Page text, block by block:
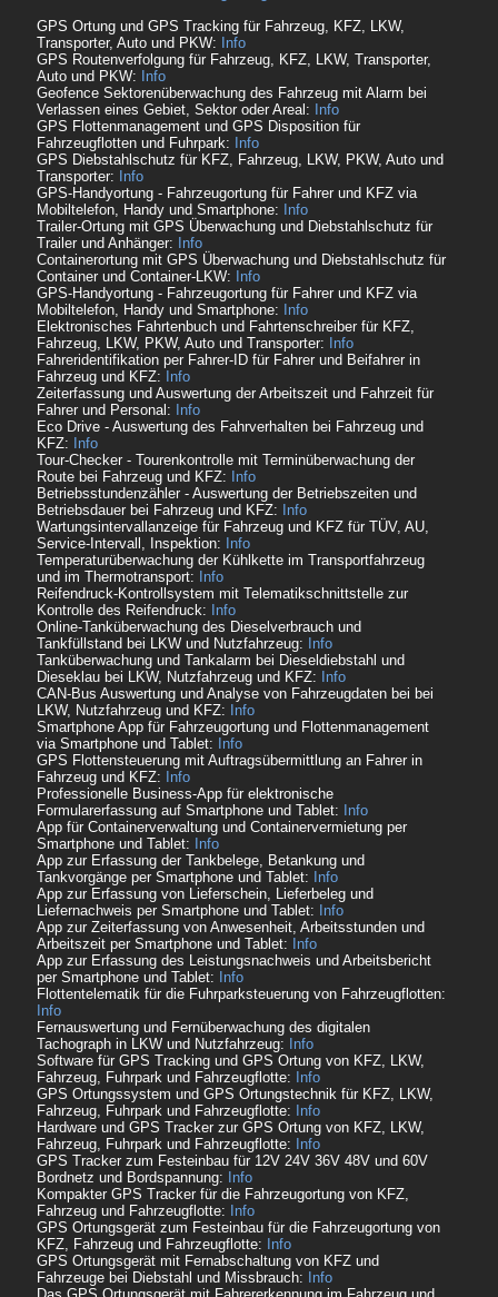
GPS Ortung und GPS Tracking für Fahrzeug, KFZ, LKW,
Transporter, Auto und PKW:
Info
GPS Routenverfolgung für Fahrzeug, KFZ, LKW, Transporter,
Auto und PKW:
Info
Geofence Sektorenüberwachung des Fahrzeug mit Alarm bei
Verlassen eines Gebiet, Sektor oder Areal:
Info
GPS Flottenmanagement und GPS Disposition für
Fahrzeugflotten und Fuhrpark:
Info
GPS Diebstahlschutz für KFZ, Fahrzeug, LKW, PKW, Auto und
Transporter:
Info
GPS-Handyortung - Fahrzeugortung für Fahrer und KFZ via
Mobiltelefon, Handy und Smartphone:
Info
Trailer-Ortung mit GPS Überwachung und Diebstahlschutz für
Trailer und Anhänger:
Info
Containerortung mit GPS Überwachung und Diebstahlschutz für
Container und Container-LKW:
Info
GPS-Handyortung - Fahrzeugortung für Fahrer und KFZ via
Mobiltelefon, Handy und Smartphone:
Info
Elektronisches Fahrtenbuch und Fahrtenschreiber für KFZ,
Fahrzeug, LKW, PKW, Auto und Transporter:
Info
Fahreridentifikation per Fahrer-ID für Fahrer und Beifahrer in
Fahrzeug und KFZ:
Info
Zeiterfassung und Auswertung der Arbeitszeit und Fahrzeit für
Fahrer und Personal:
Info
Eco Drive - Auswertung des Fahrverhalten bei Fahrzeug und
KFZ:
Info
Tour-Checker - Tourenkontrolle mit Terminüberwachung der
Route bei Fahrzeug und KFZ:
Info
Betriebsstundenzähler - Auswertung der Betriebszeiten und
Betriebsdauer bei Fahrzeug und KFZ:
Info
Wartungsintervallanzeige für Fahrzeug und KFZ für TÜV, AU,
Service-Intervall, Inspektion:
Info
Temperaturüberwachung der Kühlkette im Transportfahrzeug
und im Thermotransport:
Info
Reifendruck-Kontrollsystem mit Telematikschnittstelle zur
Kontrolle des Reifendruck:
Info
Online-Tanküberwachung des Dieselverbrauch und
Tankfüllstand bei LKW und Nutzfahrzeug:
Info
Tanküberwachung und Tankalarm bei Dieseldiebstahl und
Dieseklau bei LKW, Nutzfahrzeug und KFZ:
Info
CAN-Bus Auswertung und Analyse von Fahrzeugdaten bei bei
LKW, Nutzfahrzeug und KFZ:
Info
Smartphone App für Fahrzeugortung und Flottenmanagement
via Smartphone und Tablet:
Info
GPS Flottensteuerung mit Auftragsübermittlung an Fahrer in
Fahrzeug und KFZ:
Info
Professionelle Business-App für elektronische
Formularerfassung auf Smartphone und Tablet:
Info
App für Containerverwaltung und Containervermietung per
Smartphone und Tablet:
Info
App zur Erfassung der Tankbelege, Betankung und
Tankvorgänge per Smartphone und Tablet:
Info
App zur Erfassung von Lieferschein, Lieferbeleg und
Liefernachweis per Smartphone und Tablet:
Info
App zur Zeiterfassung von Anwesenheit, Arbeitsstunden und
Arbeitszeit per Smartphone und Tablet:
Info
App zur Erfassung des Leistungsnachweis und Arbeitsbericht
per Smartphone und Tablet:
Info
Flottentelematik für die Fuhrparksteuerung von Fahrzeugflotten:
Info
Fernauswertung und Fernüberwachung des digitalen
Tachograph in LKW und Nutzfahrzeug:
Info
Software für GPS Tracking und GPS Ortung von KFZ, LKW,
Fahrzeug, Fuhrpark und Fahrzeugflotte:
Info
GPS Ortungssystem und GPS Ortungstechnik für KFZ, LKW,
Fahrzeug, Fuhrpark und Fahrzeugflotte:
Info
Hardware und GPS Tracker zur GPS Ortung von KFZ, LKW,
Fahrzeug, Fuhrpark und Fahrzeugflotte:
Info
GPS Tracker zum Festeinbau für 12V 24V 36V 48V und 60V
Bordnetz und Bordspannung:
Info
Kompakter GPS Tracker für die Fahrzeugortung von KFZ,
Fahrzeug und Fahrzeugflotte:
Info
GPS Ortungsgerät zum Festeinbau für die Fahrzeugortung von
KFZ, Fahrzeug und Fahrzeugflotte:
Info
GPS Ortungsgerät mit Fernabschaltung von KFZ und
Fahrzeuge bei Diebstahl und Missbrauch:
Info